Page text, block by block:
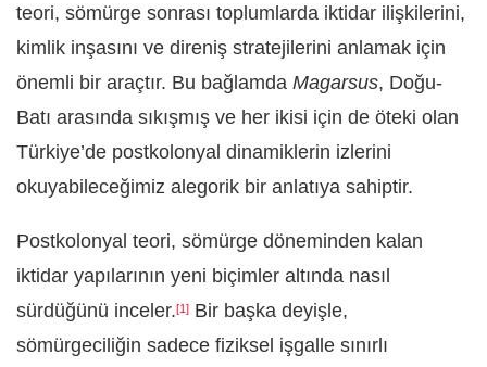
teori, sömürge sonrası toplumlarda iktidar ilişkilerini,
kimlik inşasını ve direniş stratejilerini anlamak için
önemli bir araçtır. Bu bağlamda Magarsus, Doğu-
Batı arasında sıkışmış ve her ikisi için de öteki olan
Türkiye’de postkolonyal dinamiklerin izlerini
okuyabileceğimiz alegorik bir anlatıya sahiptir.
Postkolonyal teori, sömürge döneminden kalan
iktidar yapılarının yeni biçimler altında nasıl
sürdüğünü inceler.[1] Bir başka deyişle,
sömürgeciliğin sadece fiziksel işgalle sınırlı